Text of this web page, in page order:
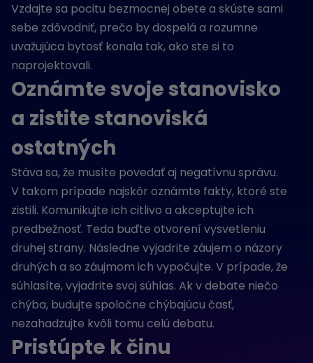
Vzdajte sa pocitu bezmocnej obete a skúste sami
sebe zdôvodniť, prečo by dospelá a rozumne
uvažujúca bytosť konala tak, ako ste si to
naprojektovali.
Oznámte svoje stanovisko
a zistite stanoviská
ostatných
Stáva sa, že musíte povedať aj negatívnu správu.
V takom prípade najskôr oznámte fakty, ktoré ste
zistili. Komunikujte ich citlivo a akceptujte ich
predbežnosť. Teda buďte otvorení vysvetleniu
druhej strany. Následne vyjadrite záujem o názory
druhých a so záujmom ich vypočujte. V prípade, že
súhlasíte, vyjadrite svoj súhlas. Ak v debate niečo
chýba, budujte spoločne chýbajúcu časť,
nezahadzujte kvôli tomu celú debatu.
Pristúpte k činu